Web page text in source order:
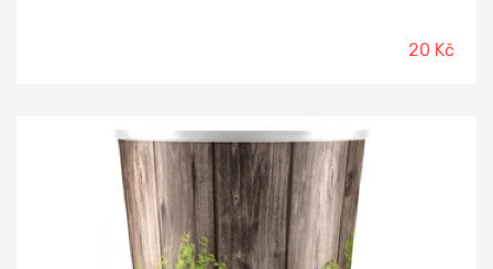
20 Kč